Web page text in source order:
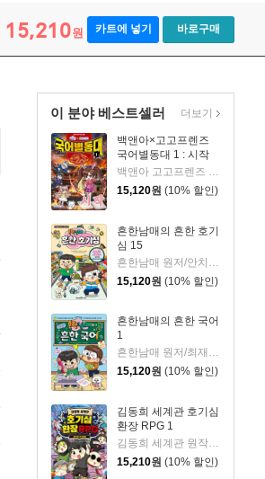
15,210원 카트에 넣기 바로구매
이 분야 베스트셀러
백앤아×고고프렌즈
국어별동대 1 : 시작
백앤아 고고프렌즈 원저/한바리 글/정수영 그림/김선 감수
15,120원 (10% 할인)
흔한남매의 흔한 호기
심 15
흔한남매 원저/안치현 글/유난희 그림/이정모,흔한컴퍼니 감수
15,120원 (10% 할인)
흔한남매의 흔한 국어
1
흔한남매 원저/최재연 글/도니패밀리 그림
15,120원 (10% 할인)
김동희 세계관 호기심
환장 RPG 1
김동희 세계관 원작/박종은 글/이정태 그림
15,210원 (10% 할인)
더보기